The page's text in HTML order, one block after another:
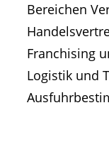
Bereichen
Franchising
Logistik und